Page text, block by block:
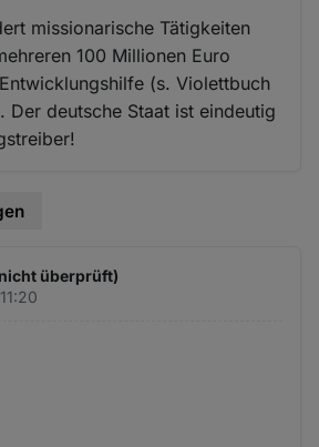
missionarische Tätigkeiten
100 Millionen Euro
(s. Violettbuch
Der deutsche Staat ist eindeutig
überprüft)